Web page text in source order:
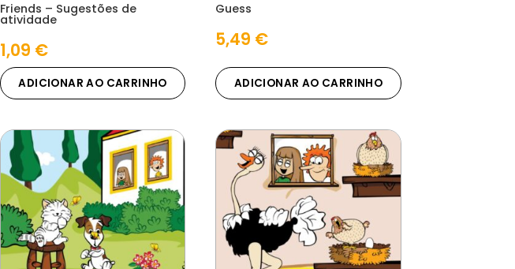
Friends – Sugestões de
atividade
1,09 €
ADICIONAR AO CARRINHO
Guess
5,49 €
ADICIONAR AO CARRINHO